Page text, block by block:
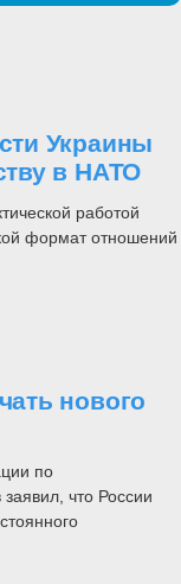
Украины
в НАТО
работой
формат отношений
нового
по
что России